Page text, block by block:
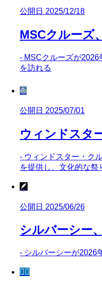
公開日 2025/12/18
MSCクルーズ
- MSCクルーズが
を訪れる
⛵
公開日 2025/07/01
ウィンドスタ
- ウィンドスター・ク
を提供し、文化的な祭
🪶
公開日 2025/06/26
シルバーシー
- シルバーシーが2026
🧜‍♀️